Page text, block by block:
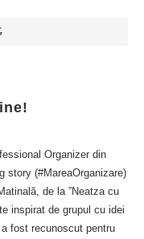
Organizer din
story (#MareaOrganizare)
de la ”Neatza cu
inspirat de grupul cu idei
fost recunoscut pentru